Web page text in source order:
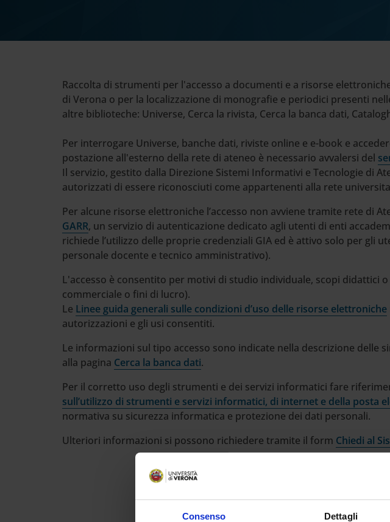
Consenso Dettagli
sito
Raccolta di strumenti per l'accesso a documenti e a risorse
di Verona o per la localizzazione di monografie e periodici presenti
altre biblioteche: Universe, Cerca la rivista, Cerca la banca dati,
Per interrogare Universe, banche dati, riviste online e e-book e
postazione all'esterno della rete di ateneo è necessario avvalersi del
Il servizio, gestito dalla Direzione Sistemi Informativi e Tecnologie di
autorizzati di essere riconosciuti come appartenenti alla rete
Per alcune risorse elettroniche l’accesso non avviene tramite rete di
GARR, un servizio di autenticazione dedicato agli utenti di enti
richiede l’utilizzo delle proprie credenziali GIA ed è attivo solo per gli
personale docente e tecnico amministrativo).
L'accesso è consentito per motivi di studio individuale, scopi didattici
commerciale o fini di lucro).
Le Linee guida generali sulle condizioni d’uso delle risorse elettroniche
autorizzazioni e gli usi consentiti.
Le informazioni sul tipo accesso sono indicate nella descrizione delle
alla pagina Cerca la banca dati.
Per il corretto uso degli strumenti e dei servizi informatici fare
sull’utilizzo di strumenti e servizi informatici, di internet e della posta
normativa su sicurezza informatica e protezione dei dati personali.
Ulteriori informazioni si possono richiedere tramite il form Chiedi al